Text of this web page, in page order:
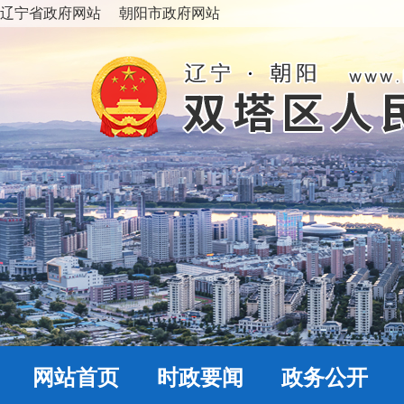
辽宁省政府网站 朝阳市政府网站
网站首页 时政要闻 政务公开